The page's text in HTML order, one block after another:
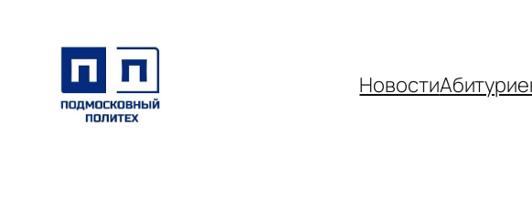
содержимому
Новости